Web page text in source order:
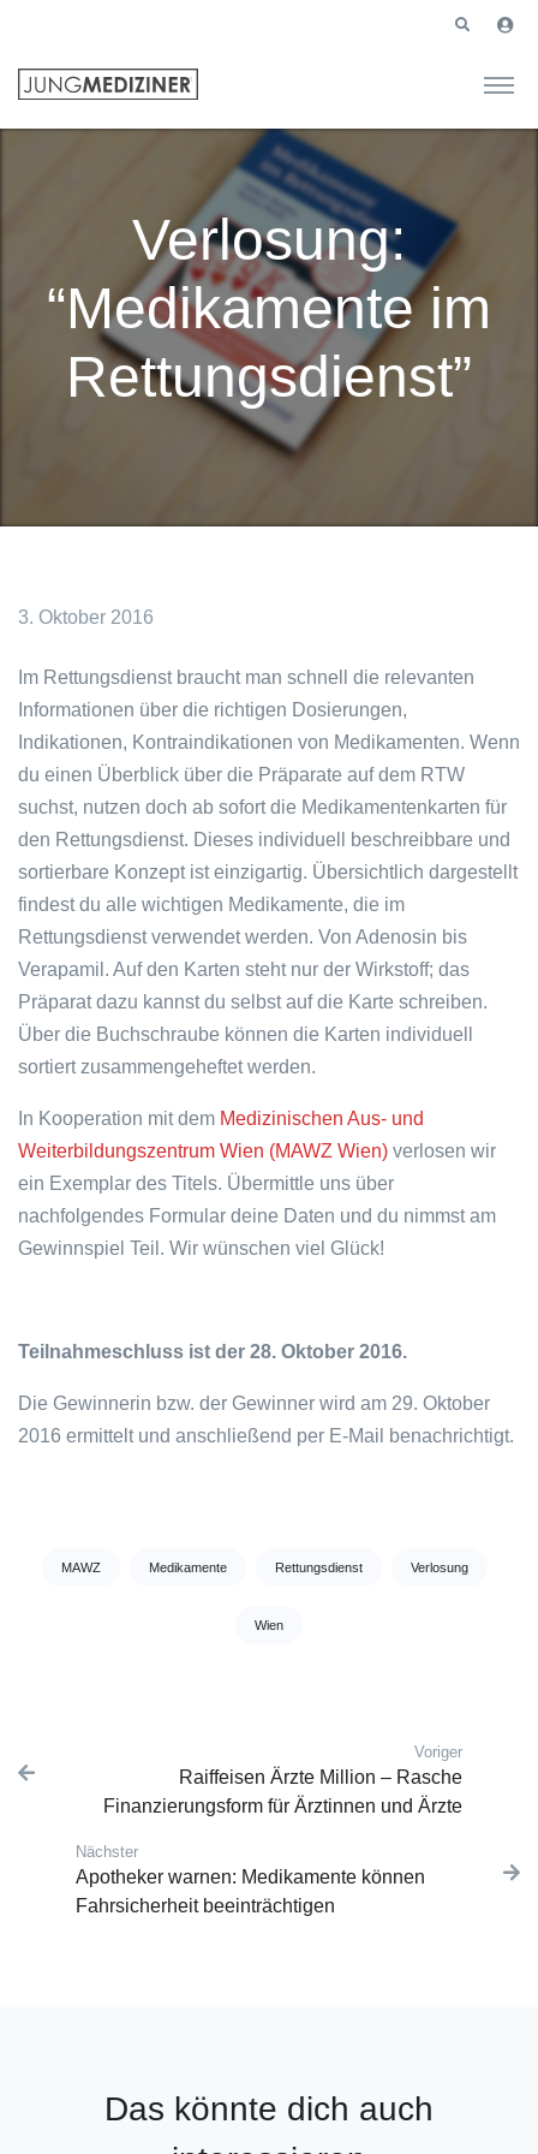
Verlosung:
“Medikamente im
Rettungsdienst”
3. Oktober 2016
Im Rettungsdienst braucht man schnell die relevanten
Informationen über die richtigen Dosierungen,
Indikationen, Kontraindikationen von Medikamenten. Wenn
du einen Überblick über die Präparate auf dem RTW
suchst, nutzen doch ab sofort die Medikamentenkarten für
den Rettungsdienst. Dieses individuell beschreibbare und
sortierbare Konzept ist einzigartig. Übersichtlich dargestellt
findest du alle wichtigen Medikamente, die im
Rettungsdienst verwendet werden. Von Adenosin bis
Verapamil. Auf den Karten steht nur der Wirkstoff; das
Präparat dazu kannst du selbst auf die Karte schreiben.
Über die Buchschraube können die Karten individuell
sortiert zusammengeheftet werden.
In Kooperation mit dem Medizinischen Aus- und
Weiterbildungszentrum Wien (MAWZ Wien) verlosen wir
ein Exemplar des Titels. Übermittle uns über
nachfolgendes Formular deine Daten und du nimmst am
Gewinnspiel Teil. Wir wünschen viel Glück!
Teilnahmeschluss ist der 28. Oktober 2016.
Die Gewinnerin bzw. der Gewinner wird am 29. Oktober
2016 ermittelt und anschließend per E-Mail benachrichtigt.
MAWZ Medikamente Rettungsdienst Verlosung
Wien
Post navigation Voriger
Raiffeisen Ärzte Million – Rasche
Finanzierungsform für Ärztinnen und Ärzte
Nächster
Nächster Beitrag:
Apotheker warnen: Medikamente können
Fahrsicherheit beeinträchtigen
Das könnte dich auch